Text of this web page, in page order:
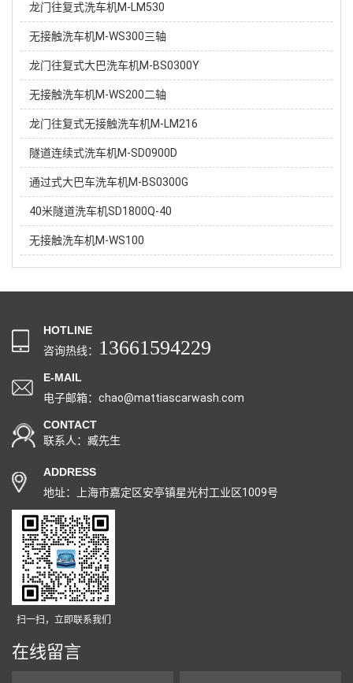
龙门往复式洗车机M-LM530
无接触洗车机M-WS300三轴
龙门往复式大巴洗车机M-BS0300Y
无接触洗车机M-WS200二轴
龙门往复式无接触洗车机M-LM216
隧道连续式洗车机M-SD0900D
通过式大巴车洗车机M-BS0300G
40米隧道洗车机SD1800Q-40
无接触洗车机M-WS100
HOTLINE
咨询热线：
13661594229
E-MAIL
电子邮箱：chao@mattiascarwash.com
CONTACT
联系人：臧先生
ADDRESS
地址：上海市嘉定区安亭镇星光村工业区1009号
扫一扫，立即联系我们
在线留言